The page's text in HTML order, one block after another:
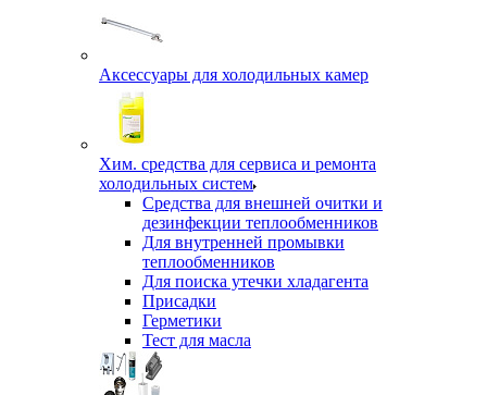
Аксессуары для холодильных камер
Хим. средства для сервиса и ремонта
холодильных систем
Средства для внешней очитки и
дезинфекции теплообменников
Для внутренней промывки
теплообменников
Для поиска утечки хладагента
Присадки
Герметики
Тест для масла